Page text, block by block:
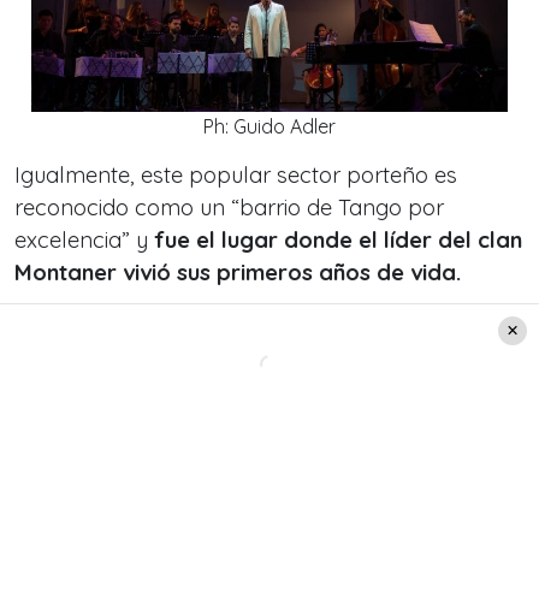
Ph: Guido Adler
Igualmente, este popular sector porteño es
reconocido como un “barrio de Tango por
excelencia” y fue el lugar donde el líder del clan
Montaner vivió sus primeros años de vida.